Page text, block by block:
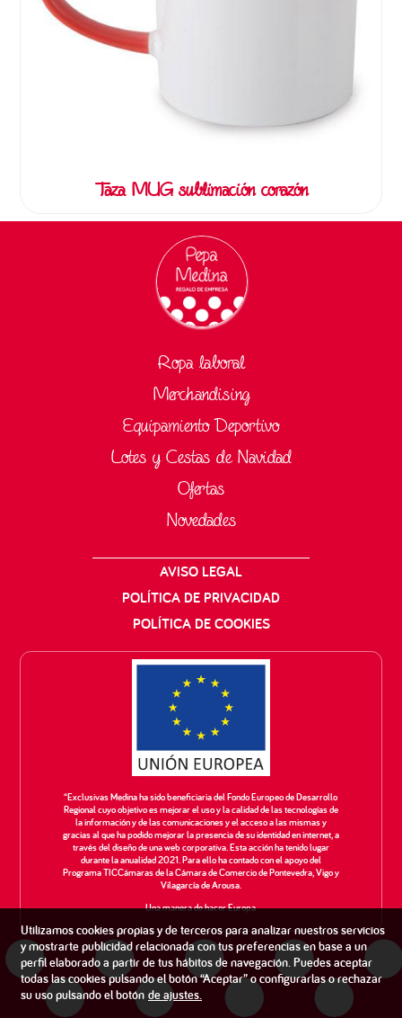
Taza MUG sublimación corazón
Ropa laboral
Merchandising
Equipamiento Deportivo
Lotes y Cestas de Navidad
Ofertas
Novedades
AVISO LEGAL
POLÍTICA DE PRIVACIDAD
POLÍTICA DE COOKIES
“Exclusivas Medina ha sido beneficiaria del Fondo Europeo de Desarrollo
Regional cuyo objetivo es mejorar el uso y la calidad de las tecnologías de
la información y de las comunicaciones y el acceso a las mismas y
gracias al que ha podido mejorar la presencia de su identidad en internet, a
través del diseño de una web corporativa. Esta acción ha tenido lugar
durante la anualidad 2021. Para ello ha contado con el apoyo del
Programa TICCámaras de la Cámara de Comercio de Pontevedra, Vigo y
Vilagarcía de Arousa.
Una manera de hacer Europa
Utilizamos cookies propias y de terceros para analizar nuestros servicios
y mostrarte publicidad relacionada con tus preferencias en base a un
perfil elaborado a partir de tus hábitos de navegación. Puedes aceptar
todas las cookies pulsando el botón “Aceptar” o configurarlas o rechazar
su uso pulsando el botón deajustes.